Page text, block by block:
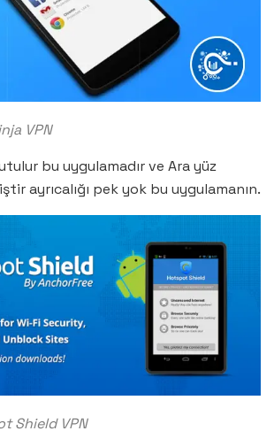
VPN
bu uygulamadır ve Ara yüz
ayrıcalığı pek yok bu uygulamanın.
Shield VPN